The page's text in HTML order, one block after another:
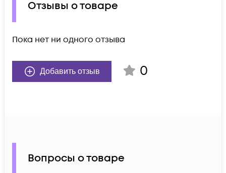
Отзывы о товаре
Пока нет ни одного отзыва
Добавить отзыв 0
Вопросы о товаре